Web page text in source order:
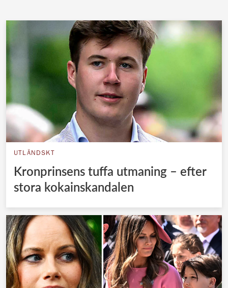
UTLÄNDSKT
Kronprinsens tuffa utmaning – efter
stora kokainskandalen